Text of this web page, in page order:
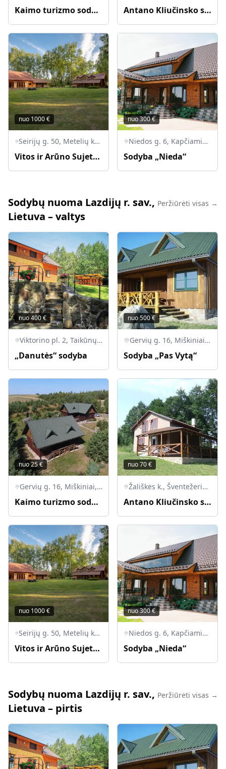
Kaimo turizmo sodyba "Pas Vytą" Antano Kliučinsko sodyba „Žališkė“
nuo 1000€
Seirijų g. 50, Metelių km., Seirijų sen., Lazdijų Raj., LT-67482
Vitos ir Arūno Sujetų sodyba „Vitrūna“
nuo300€
Niedos g. 6, Kapčiamiesčio sen., LT-67313 Lazdijų r.
Sodyba „Nieda“
Sodybų nuoma Lazdijų r. sav.,
Lietuva – valtys
Peržiūrėti visas →
nuo400€
Viktorino pl. 2, Taikūnų k., Veisiejų sen., Lazdijų r.
„Danutės“ sodyba
nuo500€
Gervių g. 16, Miškiniai, LT-67047 Lazdijų r.
Sodyba „Pas Vytą“
nuo25€
Gervių g. 16, Miškiniai, 67372 Lazdijų r. sav., Lietuva
Kaimo turizmo sodyba "Pas Vytą"
nuo70€
Žališkės k., Šventežerio sen., LT-67204 Lazdijų r.
Antano Kliučinsko sodyba „Žališkė“
nuo 1000€
Seirijų g. 50, Metelių km., Seirijų sen., Lazdijų Raj., LT-67482
Vitos ir Arūno Sujetų sodyba „Vitrūna“
nuo300€
Niedos g. 6, Kapčiamiesčio sen., LT-67313 Lazdijų r.
Sodyba „Nieda“
Sodybų nuoma Lazdijų r. sav.,
Lietuva – pirtis
Peržiūrėti visas →